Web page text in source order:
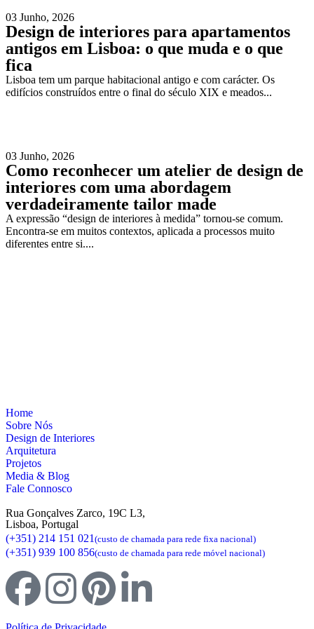
03 Junho, 2026
Design de interiores para apartamentos
antigos em Lisboa: o que muda e o que
fica
Lisboa tem um parque habitacional antigo e com carácter. Os
edifícios construídos entre o final do século XIX e meados...
03 Junho, 2026
Como reconhecer um atelier de design de
interiores com uma abordagem
verdadeiramente tailor made
A expressão “design de interiores à medida” tornou-se comum.
Encontra-se em muitos contextos, aplicada a processos muito
diferentes entre si....
Home
Sobre Nós
Design de Interiores
Arquitetura
Projetos
Media & Blog
Fale Connosco
Rua Gonçalves Zarco, 19C L3,
Lisboa, Portugal
(+351) 214 151 021 (custo de chamada para rede fixa nacional)
(+351) 939 100 856(custo de chamada para rede móvel nacional)